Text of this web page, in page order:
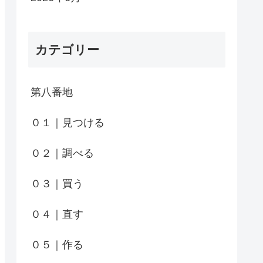
カテゴリー
第八番地
０１｜見つける
０２｜調べる
０３｜買う
０４｜直す
０５｜作る